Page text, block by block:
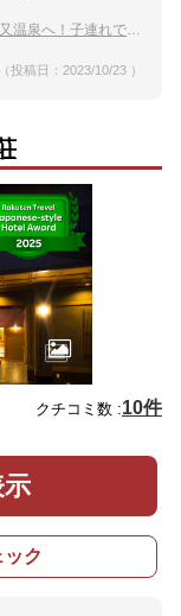
落ち着いてゆっくり過ごせるお宿
投稿日：2023/10/23 ）
クチコミ数 :10件
ク